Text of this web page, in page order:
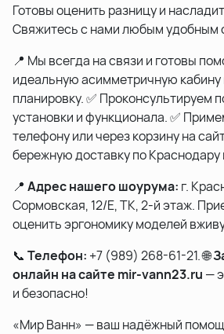
Готовы оценить разницу и
Свяжитесь с нами любым удобным
📍 Мы всегда на связи и готовы
идеальную асимметричную
планировку. ✅ Проконсультируем
установки и функционала. ✅
телефону или через корзину на
бережную доставку по Краснодару
📍 Адрес нашего шоурума: г.
Сормовская, 12/Е, ТК, 2-й этаж.
оценить эргономику моделей
📞 Телефон: +7 (989) 268-61-21. 🌐
онлайн на сайте mir-vann23.ru —
и безопасно!
«Мир Ванн» — ваш надёжный